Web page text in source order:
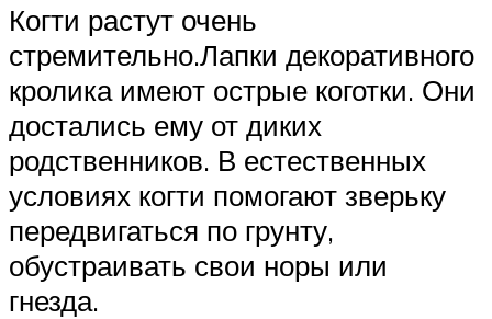
Когти растут очень
стремительно.Лапки декоративного
кролика имеют острые коготки. Они
достались ему от диких
родственников. В естественных
условиях когти помогают зверьку
передвигаться по грунту,
обустраивать свои норы или
гнезда.